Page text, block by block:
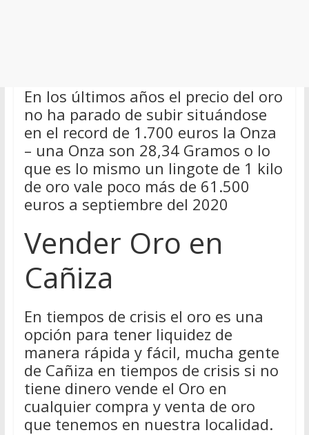
En los últimos años el precio del oro
no ha parado de subir situándose
en el record de 1.700 euros la Onza
– una Onza son 28,34 Gramos o lo
que es lo mismo un lingote de 1 kilo
de oro vale poco más de 61.500
euros a septiembre del 2020
Vender Oro en
Cañiza
En tiempos de crisis el oro es una
opción para tener liquidez de
manera rápida y fácil, mucha gente
de Cañiza en tiempos de crisis si no
tiene dinero vende el Oro en
cualquier compra y venta de oro
que tenemos en nuestra localidad.